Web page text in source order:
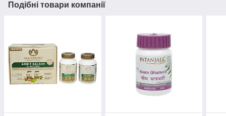
Подібні товари компанії